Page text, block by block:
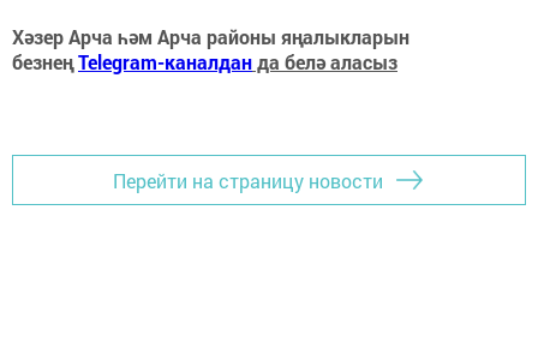
Хәзер Арча һәм Арча районы яңалыкларын
безнеңTelegram-каналданда белә аласыз
Перейти на страницу новости